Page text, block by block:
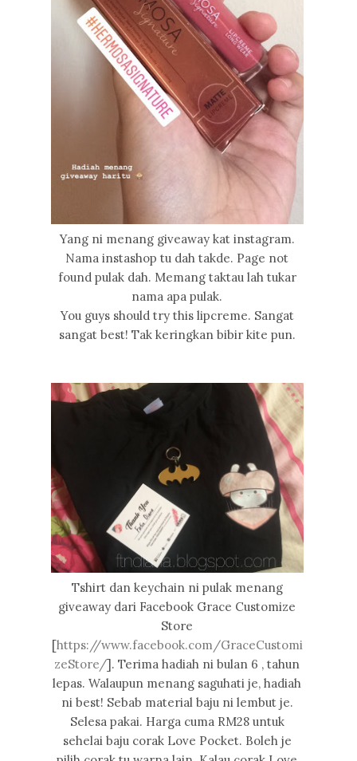
Yang ni menang giveaway kat instagram.
Nama instashop tu dah takde. Page not
found pulak dah. Memang taktau lah tukar
nama apa pulak.
You guys should try this lipcreme. Sangat
sangat best! Tak keringkan bibir kite pun.
Tshirt dan keychain ni pulak menang
giveaway dari Facebook Grace Customize
Store
[https://www.facebook.com/GraceCustomi
zeStore/]. Terima hadiah ni bulan 6 , tahun
lepas. Walaupun menang saguhati je, hadiah
ni best! Sebab material baju ni lembut je.
Selesa pakai. Harga cuma RM28 untuk
sehelai baju corak Love Pocket. Boleh je